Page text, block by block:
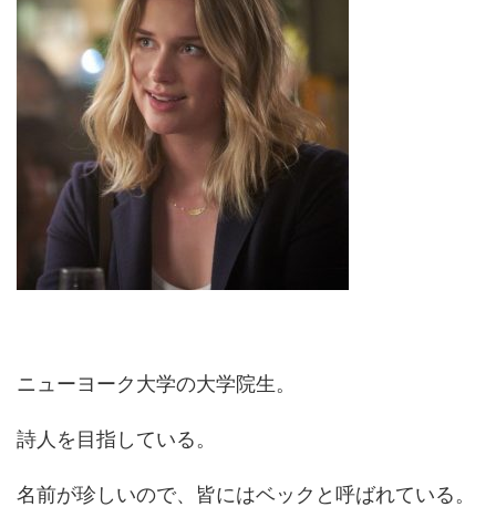
ニューヨーク大学の大学院生。
詩人を目指している。
名前が珍しいので、皆にはベックと呼ばれている。